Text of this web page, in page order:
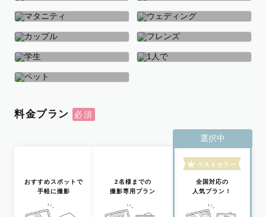
ファミリー ニューボーン
マタニティ ウェディング
カップル フレンズ
学生
料金プラン
おすすめスポットで
手軽に撮影
2名様までの
撮影専用プラン
選択中
ベストセラー
全国対応の
人気プラン！